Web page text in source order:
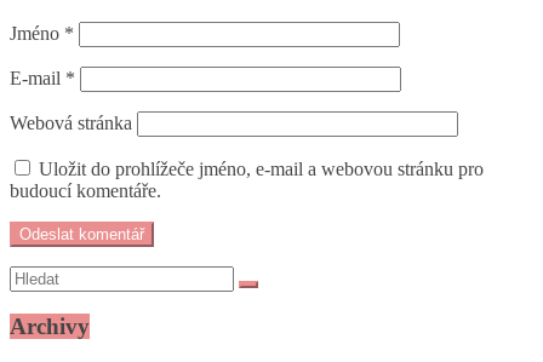
Jméno *
E-mail *
Webová stránka
Uložit do prohlížeče jméno, e-mail a webovou stránku pro
budoucí komentáře.
Archivy